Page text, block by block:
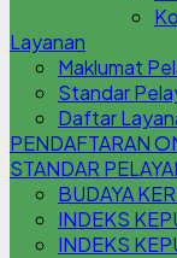
Layanan
Maklumat
Standar
Daftar
PENDAFTARAN
STANDAR
BUDAYA
INDEKS
INDEKS